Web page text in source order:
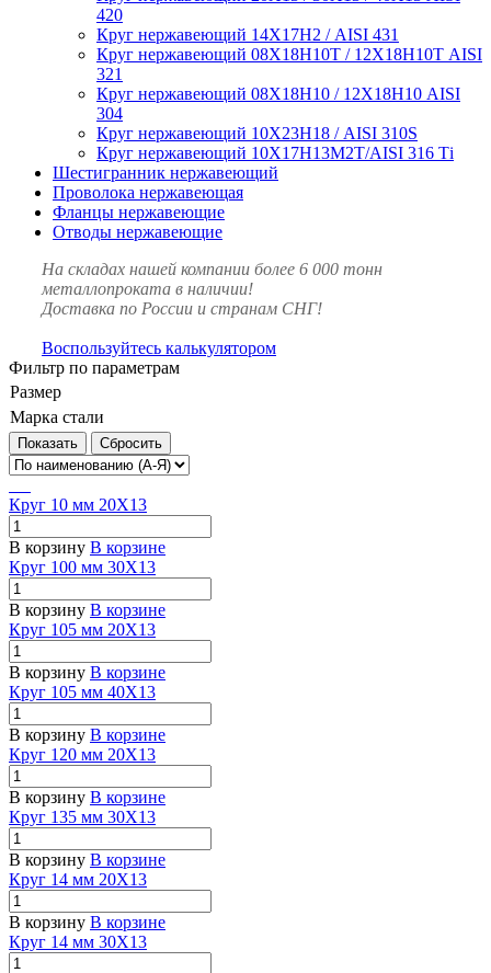
420
Круг нержавеющий 14Х17Н2 / AISI 431
Круг нержавеющий 08Х18Н10Т / 12Х18Н10Т AISI
321
Круг нержавеющий 08Х18Н10 / 12Х18Н10 AISI
304
Круг нержавеющий 10Х23Н18 / AISI 310S
Круг нержавеющий 10Х17Н13М2Т/AISI 316 Тi
Шестигранник нержавеющий
Проволока нержавеющая
Фланцы нержавеющие
Отводы нержавеющие
На складах нашей компании более 6 000 тонн
металлопроката в наличии!
Доставка по России и странам СНГ!
Воспользуйтесь калькулятором
Фильтр по параметрам
Размер
Марка стали
Сбросить
Круг 10 мм 20Х13
В корзину В корзине
Круг 100 мм 30Х13
В корзину В корзине
Круг 105 мм 20Х13
В корзину В корзине
Круг 105 мм 40Х13
В корзину В корзине
Круг 120 мм 20Х13
В корзину В корзине
Круг 135 мм 30Х13
В корзину В корзине
Круг 14 мм 20Х13
В корзину В корзине
Круг 14 мм 30Х13